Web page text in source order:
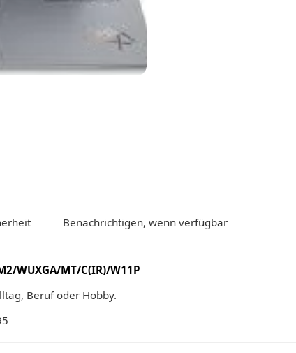
Benachrichtigen, wenn verfügbar
WUXGA/MT/C(IR)/W11P
Beruf oder Hobby.